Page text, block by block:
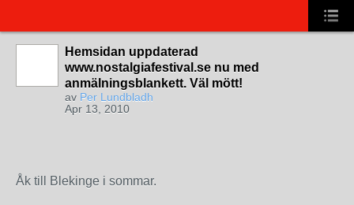
Hemsidan uppdaterad
www.nostalgiafestival.se nu med
anmälningsblankett. Väl mött!
av Per Lundbladh
Apr 13, 2010
Åk till Blekinge i sommar.